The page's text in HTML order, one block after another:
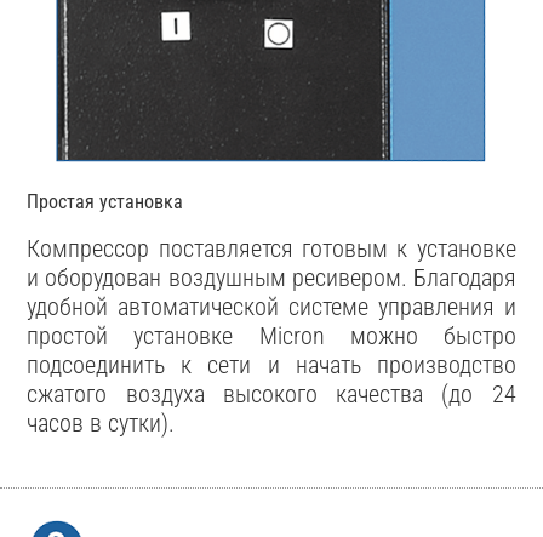
Простая установка
Компрессор поставляется готовым к установке
и оборудован воздушным ресивером. Благодаря
удобной автоматической системе управления и
простой установке Micron можно быстро
подсоединить к сети и начать производство
сжатого воздуха высокого качества (до 24
часов в сутки).